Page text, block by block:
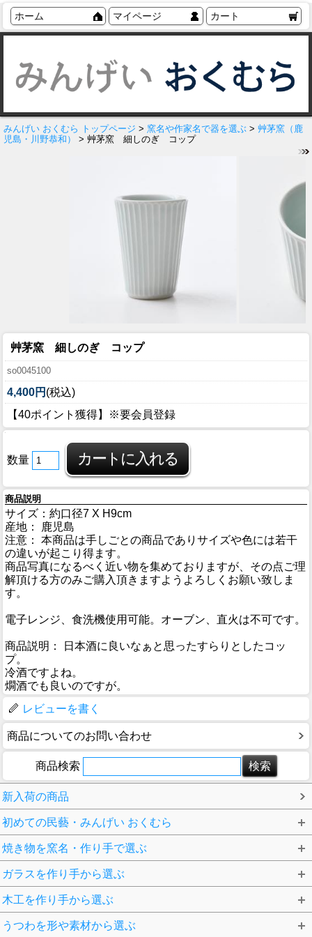
ホーム マイページ カート
みんげい おくむら トップページ > 窯名や作家名で器を選ぶ > 艸茅窯（鹿
児島・川野恭和）
> 艸茅窯 細しのぎ コップ
艸茅窯 細しのぎ コップ
so0045100
4,400円 (税込)
【40ポイント獲得】※要会員登録
数量
商品説明
サイズ：約口径7 X H9cm
産地： 鹿児島
注意： 本商品は手しごとの商品でありサイズや色には若干
の違いが起こり得ます。
商品写真になるべく近い物を集めておりますが、その点ご理
解頂ける方のみご購入頂きますようよろしくお願い致しま
す。
電子レンジ、食洗機使用可能。オーブン、直火は不可です。
商品説明： 日本酒に良いなぁと思ったすらりとしたコッ
プ。
冷酒ですよね。
燗酒でも良いのですが。
レビューを書く
商品についてのお問い合わせ
商品検索
新入荷の商品
初めての民藝・みんげい おくむら
焼き物を窯名・作り手で選ぶ
ガラスを作り手から選ぶ
木工を作り手から選ぶ
うつわを形や素材から選ぶ